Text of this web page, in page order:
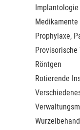
Implantologie
Medikamente
Prophylaxe,
Provisorische
Röntgen
Rotierende